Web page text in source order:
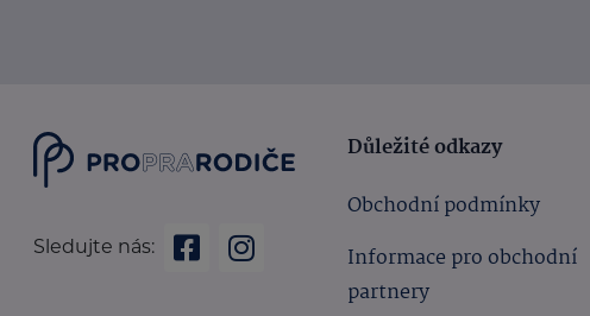
Sledujte nás:
Důležité odkazy
Obchodní podmínky
Informace pro obchodní
partnery